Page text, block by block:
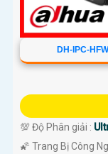
DH-IPC-
💯 Độ Phân giải :
🌠 Trang Bị Công